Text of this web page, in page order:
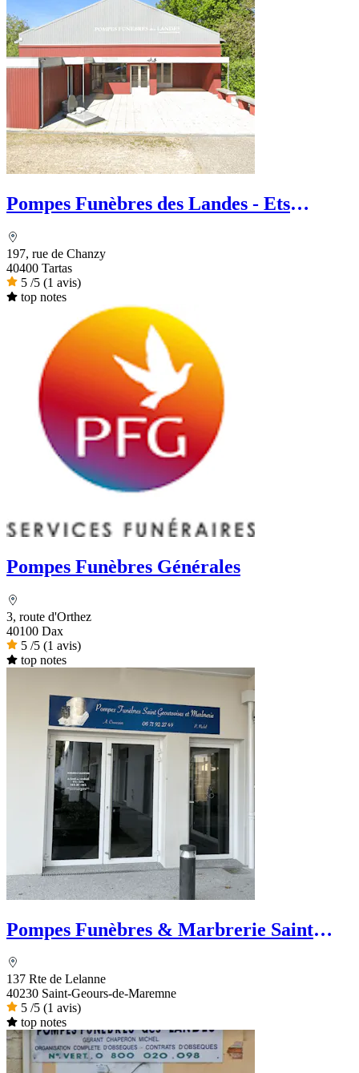
Pompes Funèbres des Landes - Ets
197, rue de Chanzy
40400 Tartas
5 /5 (1 avis)
top notes
Pompes Funèbres Générales
3, route d'Orthez
40100 Dax
5 /5 (1 avis)
top notes
Pompes Funèbres & Marbrerie Saint
137 Rte de Lelanne
40230 Saint-Geours-de-Maremne
5 /5 (1 avis)
top notes